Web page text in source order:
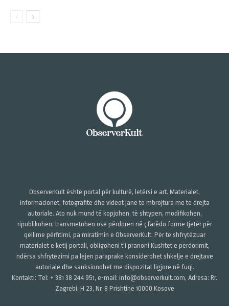
ObserverKult është portal për kulturë, letërsi e art. Materialet,
informacionet, fotografitë dhe videot janë të mbrojtura me të drejta
autoriale. Ato nuk mund të kopjohen, të shtypen, modifikohen,
ripublikohen, transmetohen ose përdoren në çfarëdo forme tjetër për
qëllime përfitimi, pa miratimin e ObserverKult. Për të shfrytëzuar
materialet e këtij portali, obligoheni t'i pranoni Kushtet e përdorimit,
ndërsa shfrytëzimi pa lejen paraprake konsiderohet shkelje e drejtave
autoriale dhe sanksionohet me dispozitat ligjore në fuqi.
Kontakti: Tel: + 381 38 244 951, e-mail: info@observerkult.com, Adresa: Rr.
Zagrebi, H 23, Nr. 8 Prishtinë 10000 Kosovë